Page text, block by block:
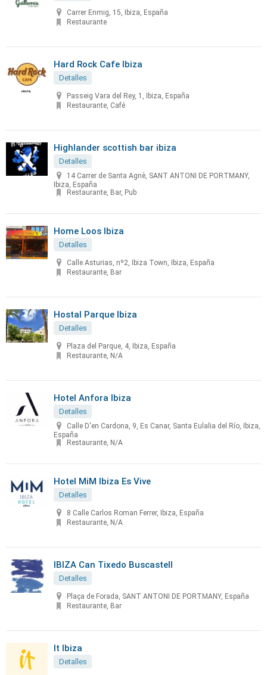
Carrer Enmig, 15, Ibiza, España
Restaurante
Hard Rock Cafe Ibiza
Detalles
Passeig Vara del Rey, 1, Ibiza, España
Restaurante, Café
Highlander scottish bar ibiza
Detalles
14 Carrer de Santa Agnè, SANT ANTONI DE PORTMANY,
Ibiza, España
Restaurante, Bar, Pub
Home Loos Ibiza
Detalles
Calle Asturias, nº2, Ibiza Town, Ibiza, España
Restaurante, Bar
Hostal Parque Ibiza
Detalles
Plaza del Parque, 4, Ibiza, España
Restaurante, N/A
Hotel Anfora Ibiza
Detalles
Calle D'en Cardona, 9, Es Canar, Santa Eulalia del Río, Ibiza,
España
Restaurante, N/A
Hotel MiM Ibiza Es Vive
Detalles
8 Calle Carlos Roman Ferrer, Ibiza, España
Restaurante, N/A
IBIZA Can Tixedo Buscastell
Detalles
Plaça de Forada, SANT ANTONI DE PORTMANY, España
Restaurante, Bar
It Ibiza
Detalles